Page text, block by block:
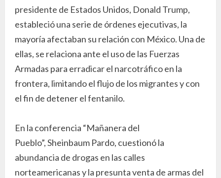
presidente de Estados Unidos, Donald Trump,
estableció una serie de órdenes ejecutivas, la
mayoría afectaban su relación con México. Una de
ellas, se relaciona ante el uso de las Fuerzas
Armadas para erradicar el narcotráfico en la
frontera, limitando el flujo de los migrantes y con
el fin de detener el fentanilo.
En la conferencia “Mañanera del
Pueblo”, Sheinbaum Pardo, cuestionó la
abundancia de drogas en las calles
norteamericanas y la presunta venta de armas del